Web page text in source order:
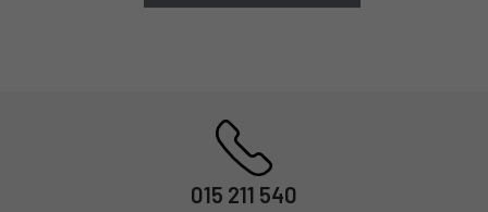
015 211 540